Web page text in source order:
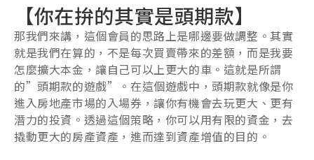
【你在拚的其實是頭期款】
那我們來講，這個會員的思路上是哪邊要做調整。其實
就是我們在算的，不是每次買賣帶來的差額，而是我要
怎麼擴大本金，讓自己可以上更大的車。這就是所謂
的”頭期款的遊戲”。在這個遊戲中，頭期款就像是你
進入房地產市場的入場券，讓你有機會去玩更大、更有
潛力的投資。透過這個策略，你可以用有限的資金，去
撬動更大的房產資產，進而達到資產增值的目的。